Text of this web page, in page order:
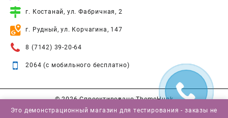
г. Костанай, ул. Фабричная, 2
г. Рудный, ул. Корчагина, 147
8 (7142) 39-20-64
2064 (с мобильного бесплатно)
© 2026Спроектировано ThemeHunk
Это демонстрационный магазин для тестирования - заказы не